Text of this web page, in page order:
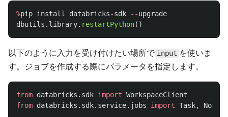
%pip install databricks-sdk --upgrade
dbutils . library. restartPython()
以下のように入力を受け付けたい場所で input を使いま
す。ジョブを作成する際にパラメータを指定します。
from databricks.sdk import WorkspaceClient
from databricks.sdk.service.jobs import Task,